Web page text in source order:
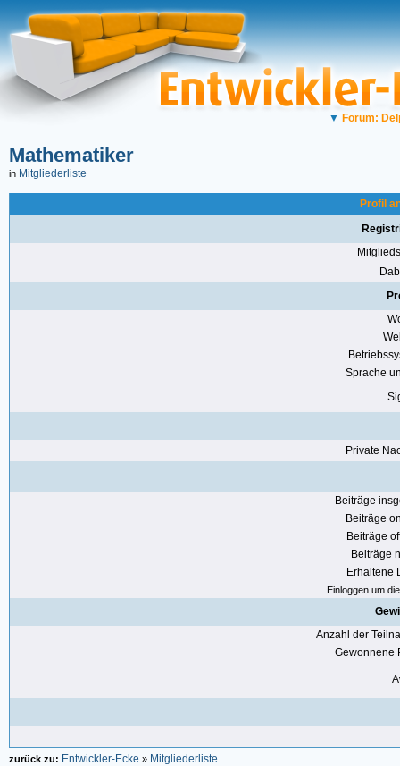
▼ Forum:
Mathematiker
in Mitgliederliste
Profil
Sprache
Private
Beiträge
Beiträge
Beiträge
Beiträge
Erhaltene
Einloggen um
Anzahl der
Gewonnene
zurück zu: Entwickler-Ecke » Mitgliederliste